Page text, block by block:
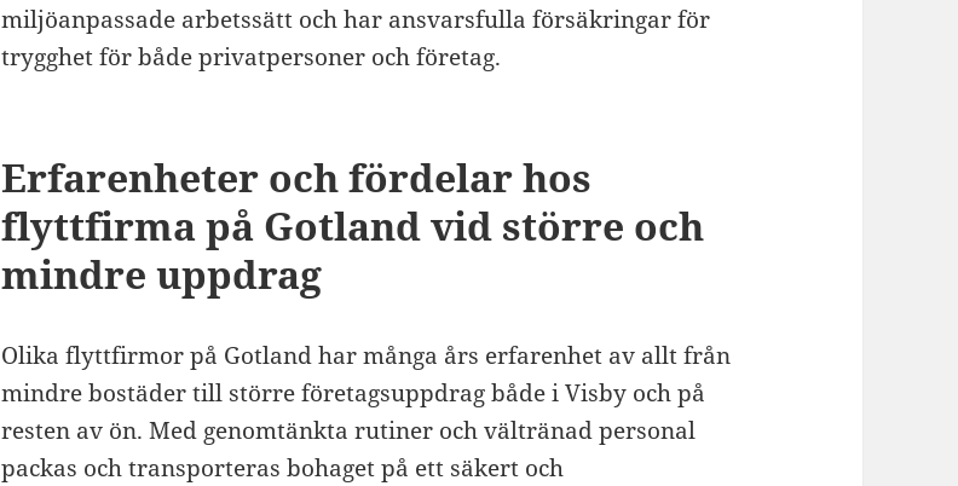
miljöanpassade arbetssätt och har ansvarsfulla försäkringar för
trygghet för både privatpersoner och företag.
Erfarenheter och fördelar hos
flyttfirma på Gotland vid större och
mindre uppdrag
Olika flyttfirmor på Gotland har många års erfarenhet av allt från
mindre bostäder till större företagsuppdrag både i Visby och på
resten av ön. Med genomtänkta rutiner och vältränad personal
packas och transporteras bohaget på ett säkert och